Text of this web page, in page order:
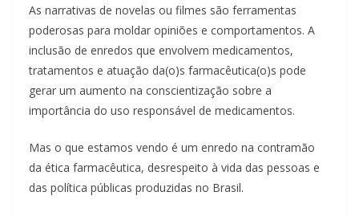
As narrativas de novelas ou filmes são ferramentas
poderosas para moldar opiniões e comportamentos. A
inclusão de enredos que envolvem medicamentos,
tratamentos e atuação da(o)s farmacêutica(o)s pode
gerar um aumento na conscientização sobre a
importância do uso responsável de medicamentos.
Mas o que estamos vendo é um enredo na contramão
da ética farmacêutica, desrespeito à vida das pessoas e
das política públicas produzidas no Brasil.